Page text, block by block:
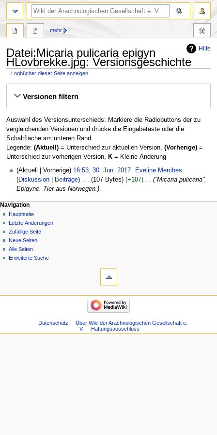
Hilfe
Datei:Micaria pulicaria epigyn
HLovbrekke.jpg: Versionsgeschichte
Logbücher dieser Seite anzeigen
Navigation
SucheVersionen filtern
Auswahl des Versionsunterschieds: Markiere die Radiobuttons der zu
vergleichenden Versionen und drücke die Eingabetaste oder die
Schaltfläche am unteren Rand.
Legende: (Aktuell)= Unterschied zur aktuellen Version, (Vorherige)=
Unterschied zur vorherigen Version, K= Kleine Änderung
30.
Juni
2017
Aktuell Vorherige 16:53, 30. Jun. 2017
Eveline Merches
Diskussion
Beiträge 107 Bytes +107 ‎
''Micaria pulicaria'',
Epigyne. Tier aus Norwegen.
mehr
Navigation
Hauptseite
Letzte Änderungen
Zufällige Seite
Neue Seiten
Alle Seiten
Erweiterte Suche
Datenschutz
Über Wiki der Arachnologischen Gesellschaft e.
V.
Haftungsausschluss